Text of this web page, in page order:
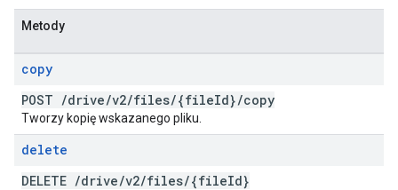
Metody
copy
POST /drive/v2/files/{fileId}/copy
Tworzy kopię wskazanego pliku.
delete
DELETE /drive/v2/files/{fileId}